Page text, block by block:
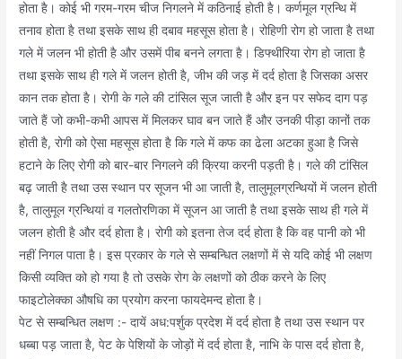
होता है। कोई भी गरम-गरम चीज निगलने में कठिनाई होती है। कर्णमूल ग्रन्थि में
तनाव होता है तथा इसके साथ ही दबाव महसूस होता है। रोहिणी रोग हो जाता है तथा
गले में जलन भी होती है और उसमें पीब बनने लगता है। डिफ्थीरिया रोग हो जाता है
तथा इसके साथ ही गले में जलन होती है, जीभ की जड़ में दर्द होता है जिसका असर
कान तक होता है। रोगी के गले की टांसिल सूज जाती है और इन पर सफेद दाग पड़
जाते हैं जो कभी-कभी आपस में मिलकर घाव बन जाते हैं और उनकी पीड़ा कानों तक
होती है, रोगी को ऐसा महसूस होता है कि गले में कफ का ढेला अटका हुआ है जिसे
हटाने के लिए रोगी को बार-बार निगलने की क्रिया करनी पड़ती है। गले की टांसिल
बढ़ जाती है तथा उस स्थान पर सूजन भी आ जाती है, तालुमूलग्रन्थियों में जलन होती
है, तालुमूल ग्रन्थियां व गलतोरणिका में सूजन आ जाती है तथा इसके साथ ही गले में
जलन होती है और दर्द होता है। रोगी को इतना तेज दर्द होता है कि वह पानी को भी
नहीं निगल पाता है। इस प्रकार के गले से सम्बन्धित लक्षणों में से यदि कोई भी लक्षण
किसी व्यक्ति को हो गया है तो उसके रोग के लक्षणों को ठीक करने के लिए
फाइटोलेक्का औषधि का प्रयोग करना फायदेमन्द होता है।
पेट से सम्बन्धित लक्षण :- दायें अध:पर्शुक प्रदेश में दर्द होता है तथा उस स्थान पर
धब्बा पड़ जाता है, पेट के पेशियों के जोड़ों में दर्द होता है, नाभि के पास दर्द होता है,